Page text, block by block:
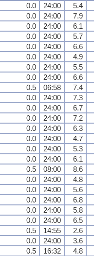
0.0 24:00
5.4
0.0 24:00
7.9
0.0 24:00
6.1
0.0 24:00
5.7
0.0 24:00
6.6
0.0 24:00
4.9
0.0 24:00
5.5
0.0 24:00
6.6
0.5 06:58
7.4
0.0 24:00
7.3
0.0 24:00
6.7
0.0 24:00
7.2
0.0 24:00
6.3
0.0 24:00
4.7
0.0 24:00
5.3
0.0 24:00
6.1
0.5 08:00
8.6
0.0 24:00
4.8
0.0 24:00
5.6
0.0 24:00
6.8
0.0 24:00
5.8
0.0 24:00
6.5
0.5 14:55
2.6
0.0 24:00
3.6
0.5 16:32
4.8